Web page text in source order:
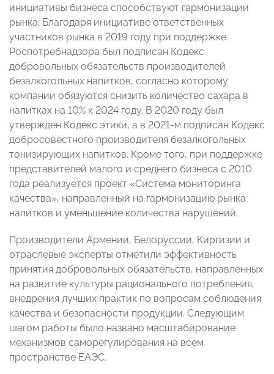
инициативы бизнеса способствуют гармонизации
рынка. Благодаря инициативе ответственных
участников рынка в 2019 году при поддержке
Роспотребнадзора был подписан Кодекс
добровольных обязательств производителей
безалкогольных напитков, согласно которому
компании обязуются снизить количество сахара в
напитках на 10% к 2024 году. В 2020 году был
утвержден Кодекс этики, а в 2021-м подписан Кодекс
добросовестного производителя безалкогольных
тонизирующих напитков. Кроме того, при поддержке
представителей малого и среднего бизнеса с 2010
года реализуется проект «Система мониторинга
качества», направленный на гармонизацию рынка
напитков и уменьшение количества нарушений.
Производители Армении, Белоруссии, Киргизии и
отраслевые эксперты отметили эффективность
принятия добровольных обязательств, направленных
на развитие культуры рационального потребления,
внедрения лучших практик по вопросам соблюдения
качества и безопасности продукции. Следующим
шагом работы было названо масштабирование
механизмов саморегулирования на всем
пространстве ЕАЭС.